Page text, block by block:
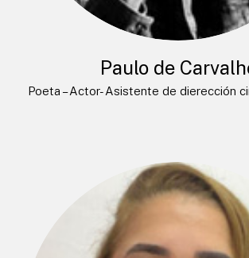
Paulo de
Poeta – Actor- Asistente de dierección